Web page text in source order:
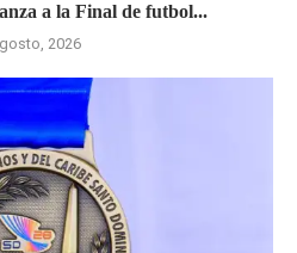
a la Final de futbol...
2026